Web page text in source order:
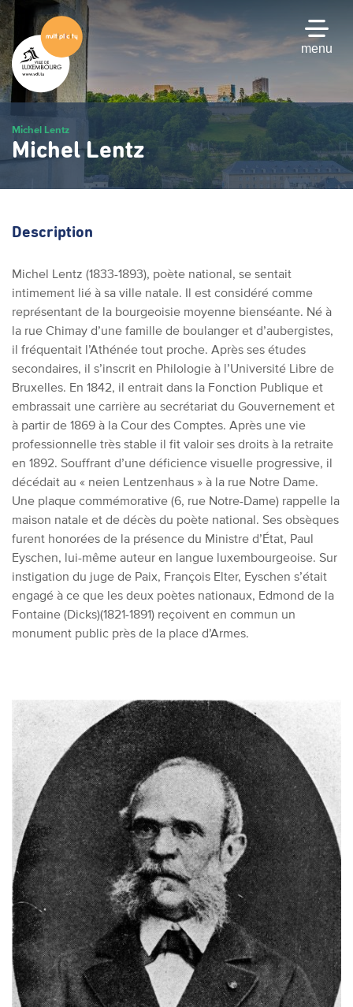
Passer
au
contenu
principal
menu
Michel Lentz
Michel Lentz
Description
Michel Lentz (1833-1893), poète national, se sentait
intimement lié à sa ville natale. Il est considéré comme
représentant de la bourgeoisie moyenne bienséante. Né à
la rue Chimay d’une famille de boulanger et d’aubergistes,
il fréquentait l’Athénée tout proche. Après ses études
secondaires, il s’inscrit en Philologie à l’Université Libre de
Bruxelles. En 1842, il entrait dans la Fonction Publique et
embrassait une carrière au secrétariat du Gouvernement et
à partir de 1869 à la Cour des Comptes. Après une vie
professionnelle très stable il fit valoir ses droits à la retraite
en 1892. Souffrant d’une déficience visuelle progressive, il
décédait au « neien Lentzenhaus » à la rue Notre Dame.
Une plaque commémorative (6, rue Notre-Dame) rappelle la
maison natale et de décès du poète national. Ses obsèques
furent honorées de la présence du Ministre d’État, Paul
Eyschen, lui-même auteur en langue luxembourgeoise. Sur
instigation du juge de Paix, François Elter, Eyschen s’était
engagé à ce que les deux poètes nationaux, Edmond de la
Fontaine (Dicks)(1821-1891) reçoivent en commun un
monument public près de la place d’Armes.